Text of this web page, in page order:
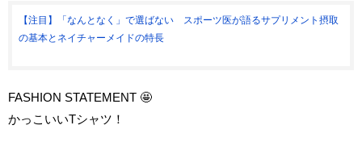
【注目】「なんとなく」で選ばない スポーツ医が語るサプリメント摂取
の基本とネイチャーメイドの特長
FASHION STATEMENT 🤩
かっこいいTシャツ！